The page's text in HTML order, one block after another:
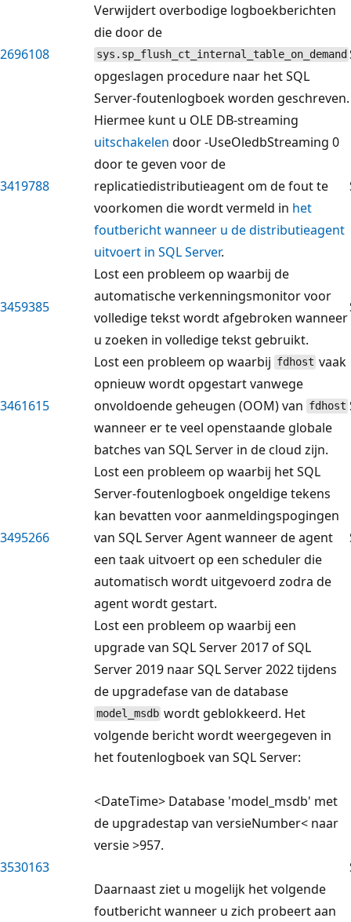
2696108
Verwijdert overbodige logboekberichten
die door de
sys.sp_flush_ct_internal_table_on_demand
opgeslagen procedure naar het SQL
Server-foutenlogboek worden geschreven.
3419788
Hiermee kunt u OLE DB-streaming
uitschakelen door -UseOledbStreaming 0
door te geven voor de
replicatiedistributieagent om de fout te
voorkomen die wordt vermeld in het
foutbericht wanneer u de distributieagent
uitvoert in SQL Server.
3459385
Lost een probleem op waarbij de
automatische verkenningsmonitor voor
volledige tekst wordt afgebroken wanneer
u zoeken in volledige tekst gebruikt.
3461615
Lost een probleem op waarbij fdhost vaak
opnieuw wordt opgestart vanwege
onvoldoende geheugen (OOM) van fdhost
wanneer er te veel openstaande globale
batches van SQL Server in de cloud zijn.
3495266
Lost een probleem op waarbij het SQL
Server-foutenlogboek ongeldige tekens
kan bevatten voor aanmeldingspogingen
van SQL Server Agent wanneer de agent
een taak uitvoert op een scheduler die
automatisch wordt uitgevoerd zodra de
agent wordt gestart.
3530163
Lost een probleem op waarbij een
upgrade van SQL Server 2017 of SQL
Server 2019 naar SQL Server 2022 tijdens
de upgradefase van de database
model_msdb wordt geblokkeerd. Het
volgende bericht wordt weergegeven in
het foutenlogboek van SQL Server:
<DateTime> Database 'model_msdb' met
de upgradestap van versieNumber< naar
versie >957.
Daarnaast ziet u mogelijk het volgende
foutbericht wanneer u zich probeert aan